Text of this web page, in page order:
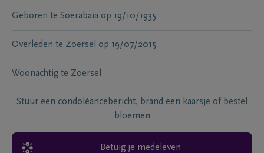
Geboren te Soerabaia op 19/10/1935
Overleden te Zoersel op 19/07/2015
Woonachtig te Zoersel
Stuur een condoléancebericht, brand een kaarsje of bestel
bloemen
Betuig je medeleven